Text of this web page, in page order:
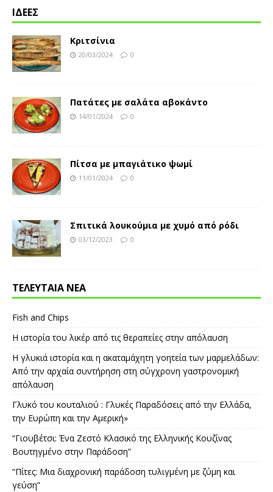
ΙΔΕΕΣ
Κριτσίνια
20/03/2024 0
Πατάτες με σαλάτα αβοκάντο
14/01/2024 0
Πίτσα με μπαγιάτικο ψωμί
11/01/2024 0
Σπιτικά λουκούμια με χυμό από ρόδι
03/12/2023 0
ΤΕΛΕΥΤΑΙΑ ΝΕΑ
Fish and Chips
Η ιστορία του λικέρ από τις θεραπείες στην απόλαυση
Η γλυκιά ιστορία και η ακαταμάχητη γοητεία των μαρμελάδων:
Από την αρχαία συντήρηση στη σύγχρονη γαστρονομική
απόλαυση
Γλυκό του κουταλιού : Γλυκές Παραδόσεις από την Ελλάδα,
την Ευρώπη και την Αμερική»
“Γιουβέτσι: Ένα Ζεστό Κλασικό της Ελληνικής Κουζίνας
Βουτηγμένο στην Παράδοση”
“Πίτες: Μια διαχρονική παράδοση τυλιγμένη με ζύμη και
γεύση”